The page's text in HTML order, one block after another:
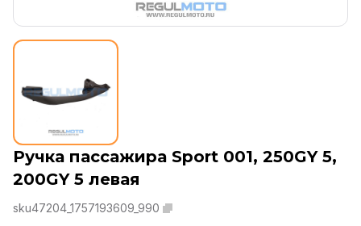
Ручка пассажира Sport 001, 250GY 5,
200GY 5 левая
sku47204_1757193609_990